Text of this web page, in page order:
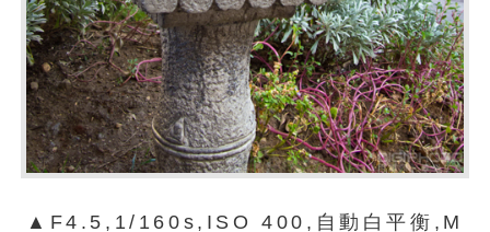
▲F4.5,1/160s,ISO 400,自動白平衡,M